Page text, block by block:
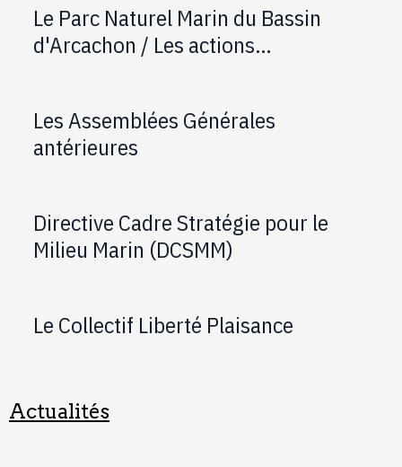
Le Parc Naturel Marin du Bassin
d'Arcachon / Les actions
Les Assemblées Générales
antérieures
Directive Cadre Stratégie pour le
Milieu Marin (DCSMM)
Le Collectif Liberté Plaisance
Actualités